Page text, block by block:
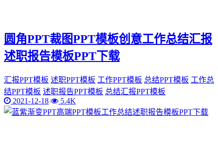
圆角PPT裁图PPT模板创意工作总结汇报
述职报告模板PPT下载
汇报PPT模板 述职PPT模板 工作PPT模板 总结PPT模板 工作总
结PPT模板 述职报告PPT模板 总结汇报PPT模板
2021-12-18
5.4K